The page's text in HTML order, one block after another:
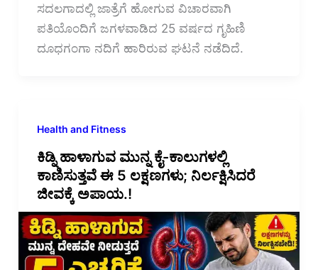
ಸದಲಗಾದಲ್ಲಿ ಜಾತ್ರೆಗೆ ಹೋಗುವ ವಿಚಾರವಾಗಿ
ಪತಿಯೊಂದಿಗೆ ಜಗಳವಾಡಿದ 25 ವರ್ಷದ ಗೃಹಿಣಿ
ದೂಧಗಂಗಾ ನದಿಗೆ ಹಾರಿರುವ ಘಟನೆ ನಡೆದಿದೆ.
Health and Fitness
ಕಿಡ್ನಿ ಹಾಳಾಗುವ ಮುನ್ನ ಕೈ-ಕಾಲುಗಳಲ್ಲಿ
ಕಾಣಿಸುತ್ತವೆ ಈ 5 ಲಕ್ಷಣಗಳು; ನಿರ್ಲಕ್ಷಿಸಿದರೆ
ಜೀವಕ್ಕೆ ಅಪಾಯ.!